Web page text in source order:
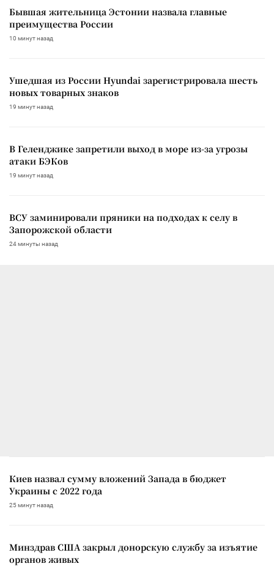
Бывшая жительница Эстонии назвала главные
преимущества России
10 минут назад
Ушедшая из России Hyundai зарегистрировала шесть
новых товарных знаков
19 минут назад
В Геленджике запретили выход в море из-за угрозы
атаки БЭКов
19 минут назад
ВСУ заминировали пряники на подходах к селу в
Запорожской области
24 минуты назад
Киев назвал сумму вложений Запада в бюджет
Украины с 2022 года
25 минут назад
Минздрав США закрыл донорскую службу за изъятие
органов живых